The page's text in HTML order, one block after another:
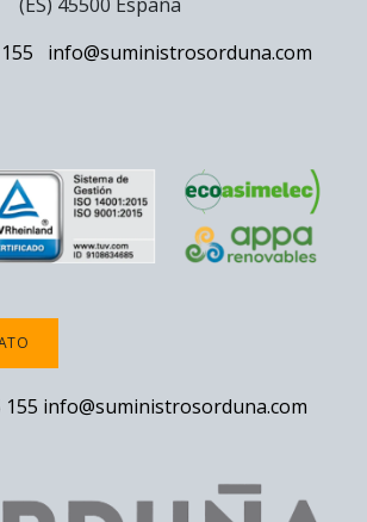
info@suministrosorduna.com
155 info@suministrosorduna.com